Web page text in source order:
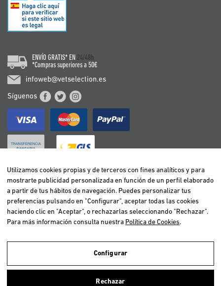
Utilizamos cookies propias y de terceros para realizar el análisis de la
navegación de los usuarios y de este modo poder ofrecer un mejor
ENVÍO GRATIS* EN 24/48h
*Compras superiores a 50€
infoweb@vetselection.es
Síguenos
BELGIË / BELGIQUE
DEUTSCHLAND
ESPAÑA
FRANCE
ITALIA
NEDERLAND
ÖSTERREICH
PORTUGAL
Utilizamos cookies propias y de terceros con fines analíticos y para
mostrarte publicidad personalizada en función de un perfil elaborado
a partir de tus hábitos de navegación. Puedes personalizar tus
preferencias pulsando en "Configurar", aceptar todas las cookies
haciendo clic en "Aceptar", o rechazarlas seleccionando "Rechazar".
Para más información consulta nuestra Política de Cookies.
Configurar
Rechazar